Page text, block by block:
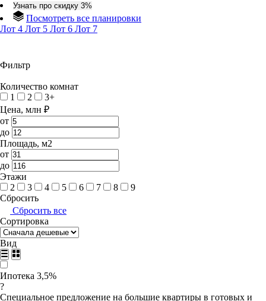
Узнать про скидку 3%
Посмотреть все планировки
Лот 4 Лот 5 Лот 6 Лот 7
Фильтр
Количество комнат
1
2
3+
Цена, млн ₽
от
до
Площадь, м2
от
до
Этажи
2
3 4 5 6 7 8
9
Сбросить
Сбросить все
Сортировка
Вид
Ипотека 3,5%
?
Специальное предложение на большие квартиры в готовых и